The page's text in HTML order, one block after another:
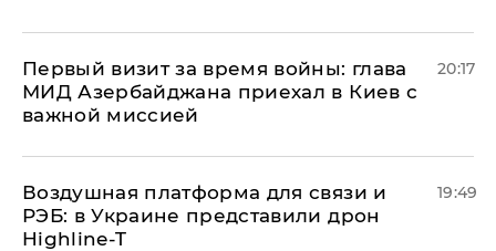
Первый визит за время войны: глава
МИД Азербайджана приехал в Киев с
важной миссией
20:17
Воздушная платформа для связи и
РЭБ: в Украине представили дрон
Highline-T
19:49